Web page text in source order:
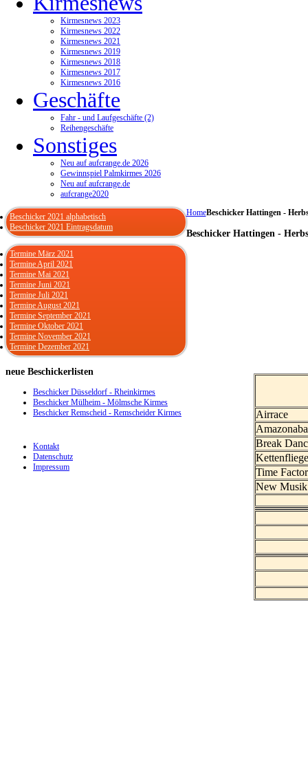
Kirmesnews 2023
Kirmesnews 2022
Kirmesnews 2021
Kirmesnews 2019
Kirmesnews 2018
Kirmesnews 2017
Kirmesnews 2016
Geschäfte
Fahr - und Laufgeschäfte (2)
Reihengeschäfte
Sonstiges
Neu auf aufcrange.de 2026
Gewinnspiel Palmkirmes 2026
Neu auf aufcrange.de
aufcrange2020
HomeBeschicker Hattingen -
Beschicker Hattingen -
Airrace
Break
Time
New
Beschicker 2021 alphabetisch
Beschicker 2021 Eintragsdatum
Termine März 2021
Termine April 2021
Termine Mai 2021
Termine Juni 2021
Termine Juli 2021
Termine August 2021
Termine September 2021
Termine Oktober 2021
Termine November 2021
Termine Dezember 2021
neue Beschickerlisten
Beschicker Düsseldorf - Rheinkirmes
Beschicker Mülheim - Mölmsche Kirmes
Beschicker Remscheid - Remscheider Kirmes
Kontakt
Datenschutz
Impressum